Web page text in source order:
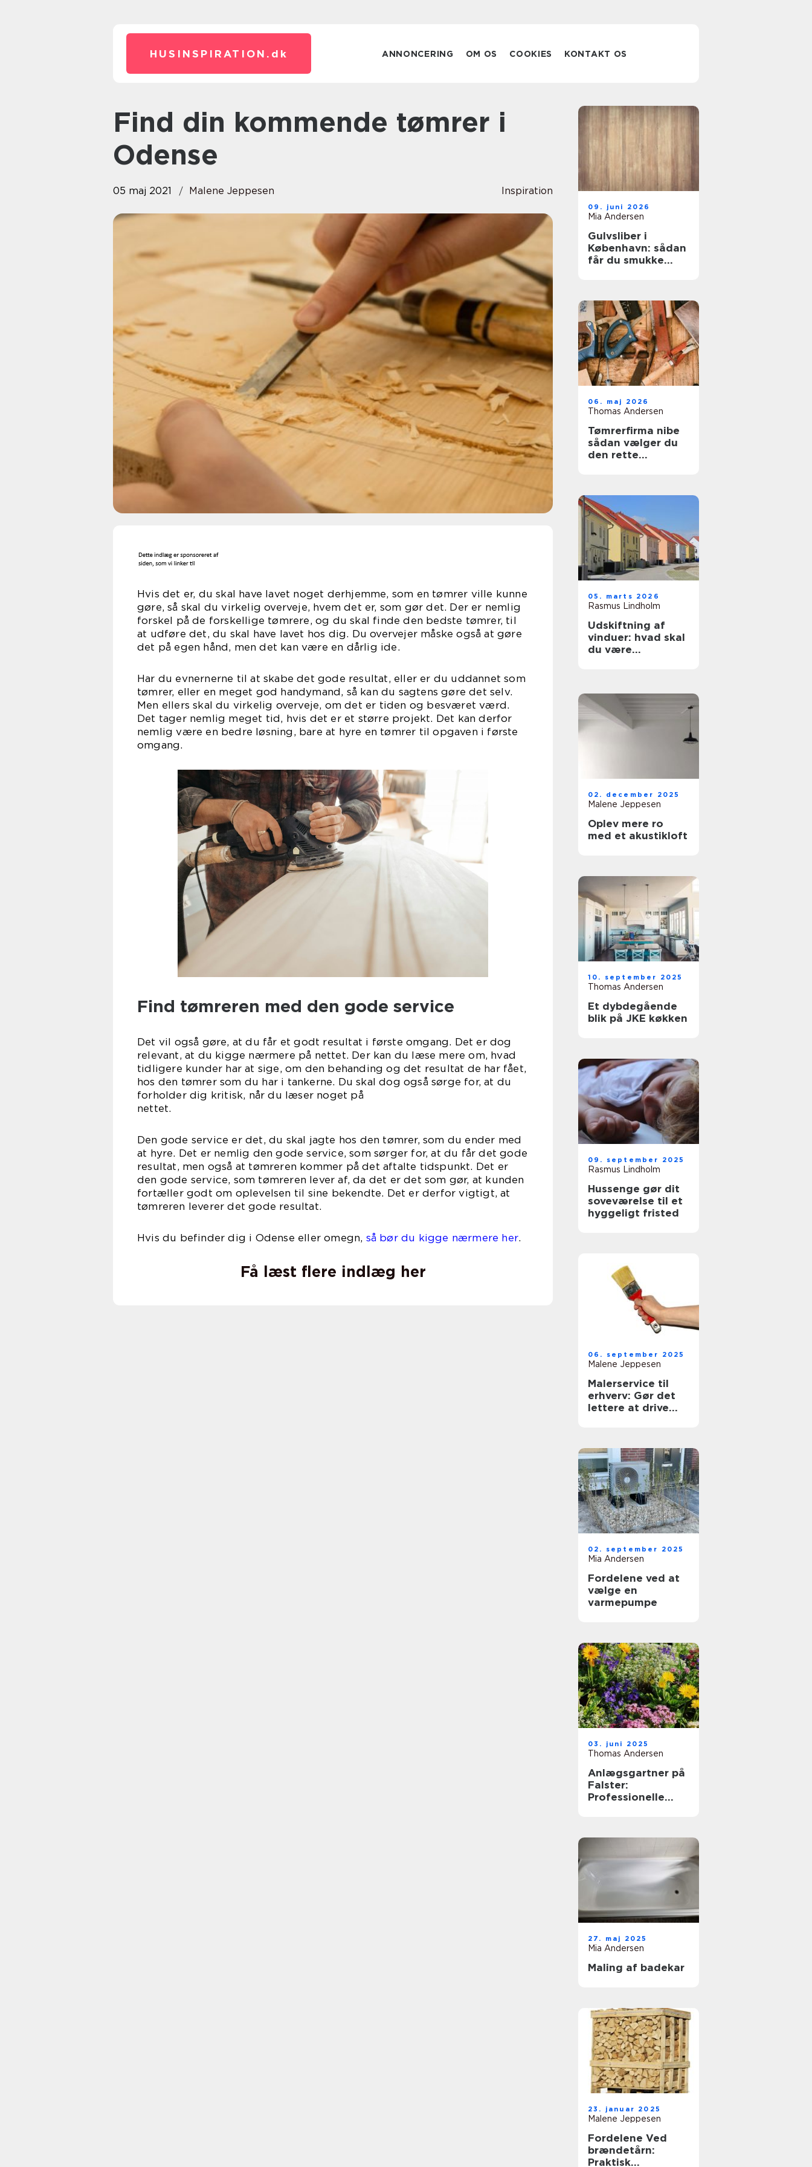
HUSINSPIRATION. dk ANNONCERING OM OS COOKIES KONTAKT OS
Find din kommende tømrer i
Odense
05 maj 2021 Malene Jeppesen Inspiration
Hvis det er, du skal have lavet noget derhjemme, som en tømrer ville kunne
gøre, så skal du virkelig overveje, hvem det er, som gør det. Der er nemlig
forskel på de forskellige tømrere, og du skal finde den bedste tømrer, til
at udføre det, du skal have lavet hos dig. Du overvejer måske også at gøre
det på egen hånd, men det kan være en dårlig ide.
Har du evnernerne til at skabe det gode resultat, eller er du uddannet som
tømrer, eller en meget god handymand, så kan du sagtens gøre det selv.
Men ellers skal du virkelig overveje, om det er tiden og besværet værd.
Det tager nemlig meget tid, hvis det er et større projekt. Det kan derfor
nemlig være en bedre løsning, bare at hyre en tømrer til opgaven i første
omgang.
Find tømreren med den gode service
Det vil også gøre, at du får et godt resultat i første omgang. Det er dog
relevant, at du kigge nærmere på nettet. Der kan du læse mere om, hvad
tidligere kunder har at sige, om den behanding og det resultat de har fået,
hos den tømrer som du har i tankerne. Du skal dog også sørge for, at du
forholder dig kritisk, når du læser noget på
nettet.
Den gode service er det, du skal jagte hos den tømrer, som du ender med
at hyre. Det er nemlig den gode service, som sørger for, at du får det gode
resultat, men også at tømreren kommer på det aftalte tidspunkt. Det er
den gode service, som tømreren lever af, da det er det som gør, at kunden
fortæller godt om oplevelsen til sine bekendte. Det er derfor vigtigt, at
tømreren leverer det gode resultat.
Hvis du befinder dig i Odense eller omegn, så bør du kigge nærmere her.
Få læst flere indlæg her
09. juni 2026
Mia Andersen
Gulvsliber i
København: sådan
får du smukke
06. maj 2026
Thomas Andersen
Tømrerfirma nibe
sådan vælger du
den rette
05. marts 2026
Rasmus Lindholm
Udskiftning af
vinduer: hvad skal
du være
02. december 2025
Malene Jeppesen
Oplev mere ro
med et akustikloft
10. september 2025
Thomas Andersen
Et dybdegående
blik på JKE køkken
09. september 2025
Rasmus Lindholm
Hussenge gør dit
soveværelse til et
hyggeligt fristed
06. september 2025
Malene Jeppesen
Malerservice til
erhverv: Gør det
lettere at drive
02. september 2025
Mia Andersen
Fordelene ved at
vælge en
varmepumpe
03. juni 2025
Thomas Andersen
Anlægsgartner på
Falster:
Professionelle
27. maj 2025
Mia Andersen
Maling af badekar
23. januar 2025
Malene Jeppesen
Fordelene Ved
brændetårn:
Praktisk